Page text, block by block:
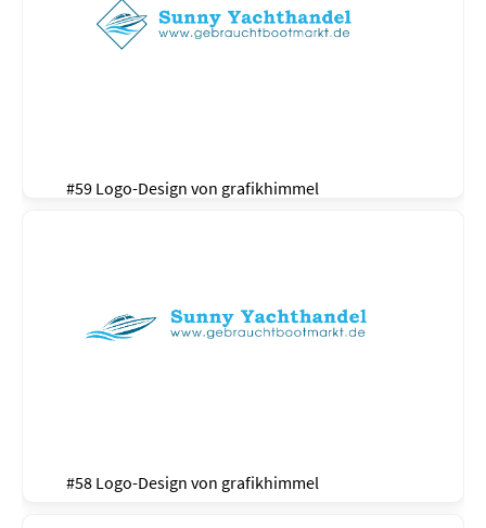
#59 Logo-Design von grafikhimmel
#58 Logo-Design von grafikhimmel